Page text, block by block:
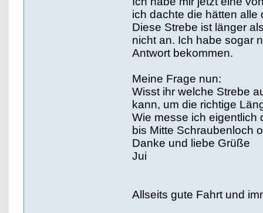
ich dachte die hätten
Diese Strebe ist länger
nicht an. Ich habe sogar
Antwort bekommen.
Meine Frage nun:
Wisst ihr welche Strebe
kann, um die richtige
Wie messe ich eigentlich
bis Mitte Schraubenloch
Danke und liebe Grüße
Jui
Allseits gute Fahrt und